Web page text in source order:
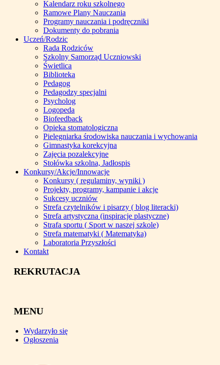
Kalendarz roku szkolnego
Ramowe Plany Nauczania
Programy nauczania i podręczniki
Dokumenty do pobrania
Uczeń/Rodzic
Rada Rodziców
Szkolny Samorząd Uczniowski
Świetlica
Biblioteka
Pedagog
Pedagodzy specjalni
Psycholog
Logopeda
Biofeedback
Opieka stomatologiczna
Pielęgniarka środowiska nauczania i wychowania
Gimnastyka korekcyjna
Zajęcia pozalekcyjne
Stołówka szkolna, Jadłospis
Konkursy/Akcje/Innowacje
Konkursy ( regulaminy, wyniki )
Projekty, programy, kampanie i akcje
Sukcesy uczniów
Strefa czytelników i pisarzy ( blog literacki)
Strefa artystyczna (inspiracje plastyczne)
Strafa sportu ( Sport w naszej szkole)
Strefa matematyki ( Matematyka)
Laboratoria Przyszłości
Kontakt
REKRUTACJA
MENU
Wydarzyło się
Ogłoszenia